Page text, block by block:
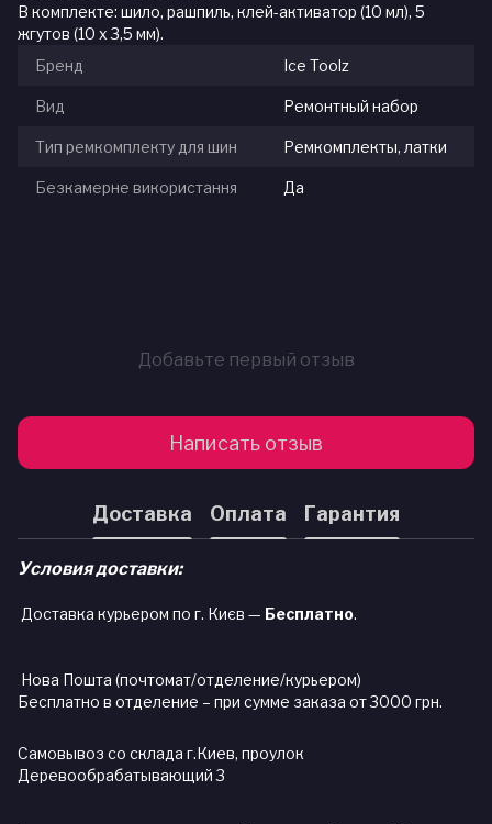
В комплекте: шило, рашпиль, клей-активатор (10 мл), 5
жгутов (10 х 3,5 мм).
Бренд
Ice Toolz
Вид Ремонтный набор
Тип ремкомплекту для шин Ремкомплекты, латки
Безкамерне використання Да
Добавьте первый отзыв
Написать отзыв
Доставка Оплата Гарантия
Условия доставки:
Доставка курьером по г. Києв — Бесплатно.
Нова Пошта (почтомат/отделение/курьером)
Бесплатно в отделение – при сумме заказа от 3000 грн.
Самовывоз со склада г.Киев, проулок
Деревообрабатывающий 3